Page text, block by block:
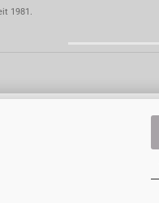
1981.